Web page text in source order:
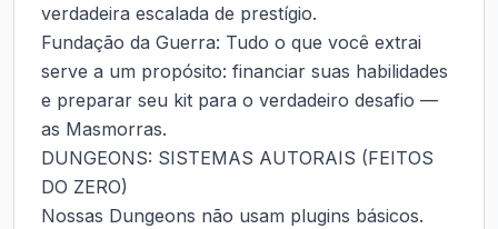
verdadeira escalada de prestígio.
Fundação da Guerra: Tudo o que você extrai
serve a um propósito: financiar suas habilidades
e preparar seu kit para o verdadeiro desafio —
as Masmorras.
DUNGEONS: SISTEMAS AUTORAIS (FEITOS
DO ZERO)
Nossas Dungeons não usam plugins básicos.